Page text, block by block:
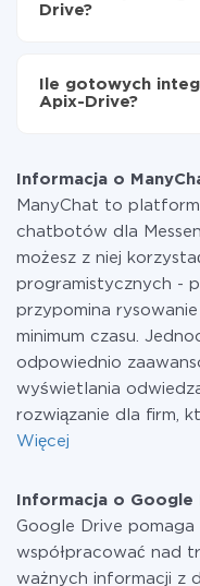
minut.
Drive?
Płacisz tylko za ilość
przekazywana z
w razie potrzeby
informacji o taryfach.
Ile gotowych
Apix-Drive?
Informacja o
ManyChat to
chatbotów dla
możesz z niej
programistycznych -
przypomina
minimum czasu.
odpowiednio
wyświetlania
rozwiązanie dla firm,
Więcej
Informacja o Google
Google Drive pomaga
współpracować nad
ważnych informacji z